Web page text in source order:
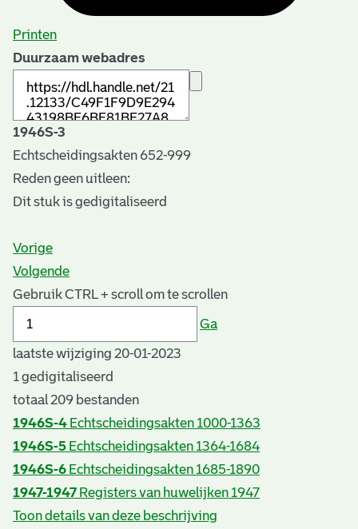
Printen
Duurzaam webadres
1946S-3
Echtscheidingsakten 652-999
Reden geen uitleen:
Dit stuk is gedigitaliseerd
Vorige
Volgende
Gebruik CTRL + scroll om te scrollen
Ga
laatste wijziging 20-01-2023
1 gedigitaliseerd
totaal 209 bestanden
1946S-4 Echtscheidingsakten 1000-1363
1946S-5 Echtscheidingsakten 1364-1684
1946S-6 Echtscheidingsakten 1685-1890
1947-1947 Registers van huwelijken 1947
Toon details van deze beschrijving